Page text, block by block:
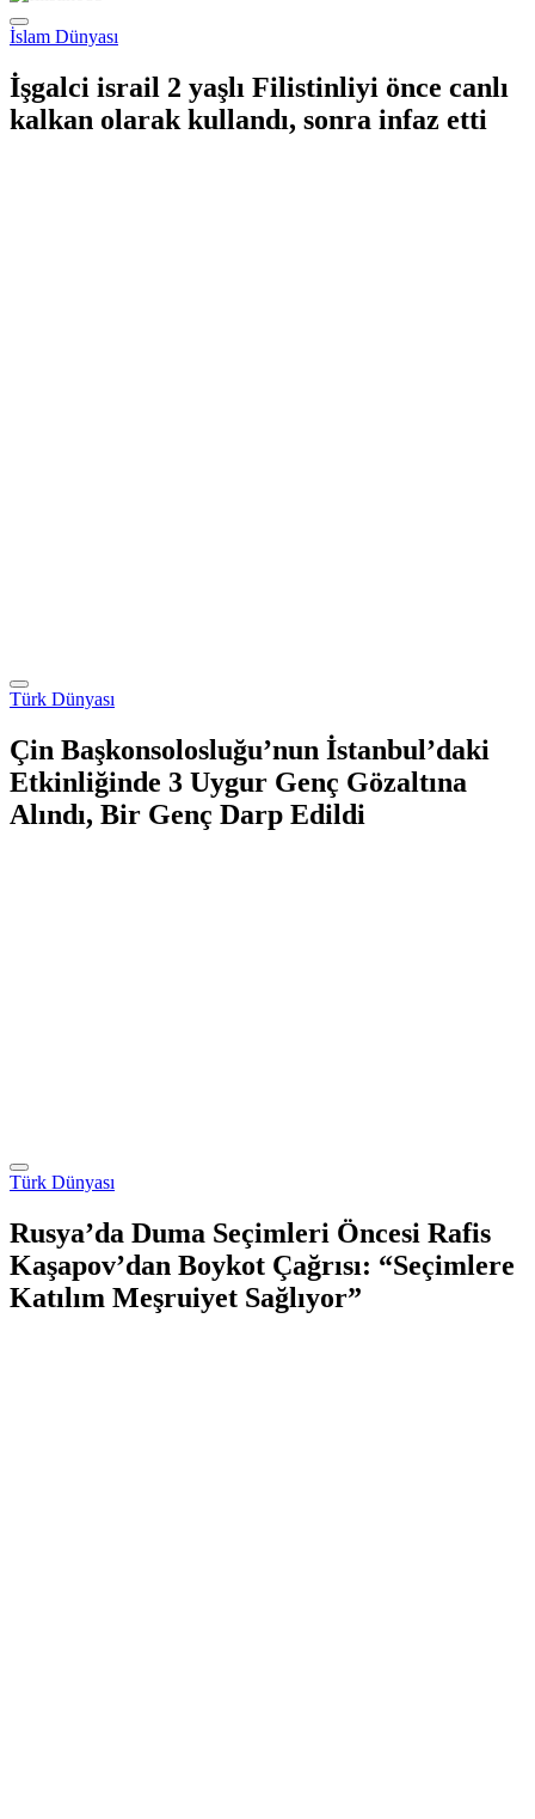
İslam Dünyası
İşgalci israil 2 yaşlı Filistinliyi önce canlı
kalkan olarak kullandı, sonra infaz etti
Türk Dünyası
Çin Başkonsolosluğu’nun İstanbul’daki
Etkinliğinde 3 Uygur Genç Gözaltına
Alındı, Bir Genç Darp Edildi
Türk Dünyası
Rusya’da Duma Seçimleri Öncesi Rafis
Kaşapov’dan Boykot Çağrısı: “Seçimlere
Katılım Meşruiyet Sağlıyor”